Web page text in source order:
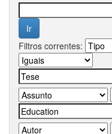
Filtros correntes: